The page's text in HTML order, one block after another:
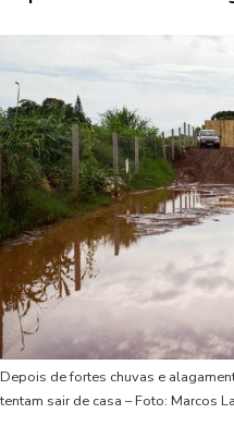
Depois de fortes chuvas e
tentam sair de casa – Foto: Marcos